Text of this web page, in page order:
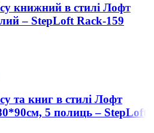
книжний в стилі Лофт
– StepLoft Rack-159
та книг в стилі Лофт
5 полиць – StepLoft